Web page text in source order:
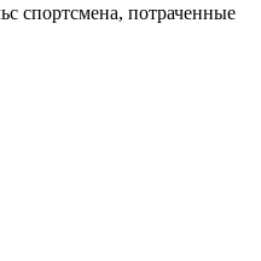
спортсмена, потраченные